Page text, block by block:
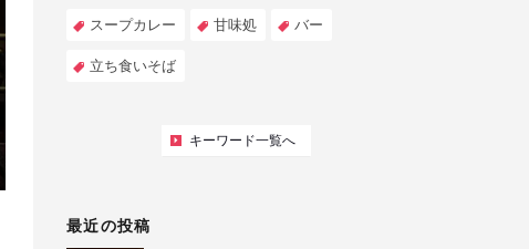
スープカレー 甘味処 バー
立ち食いそば
キーワード一覧へ
最近の投稿